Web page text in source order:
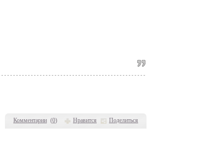
Комментарии (0) Нравится Поделиться